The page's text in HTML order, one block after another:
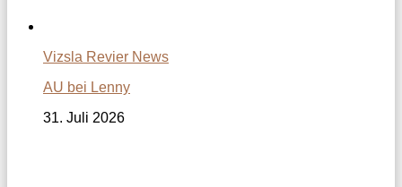
Vizsla Revier News
AU bei Lenny
31. Juli 2026